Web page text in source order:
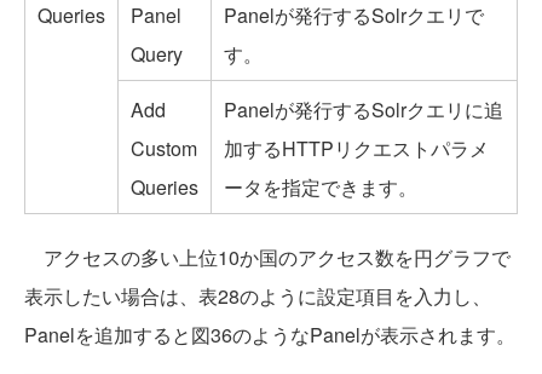
Queries
Panel
Query
Panelが発行するSolrクエリで
す。
Add
Custom
Queries
Panelが発行するSolrクエリに追
加するHTTPリクエストパラメ
ータを指定できます。
アクセスの多い上位10か国のアクセス数を円グラフで
表示したい場合は、表28のように設定項目を入力し、
Panelを追加すると図36のようなPanelが表示されます。